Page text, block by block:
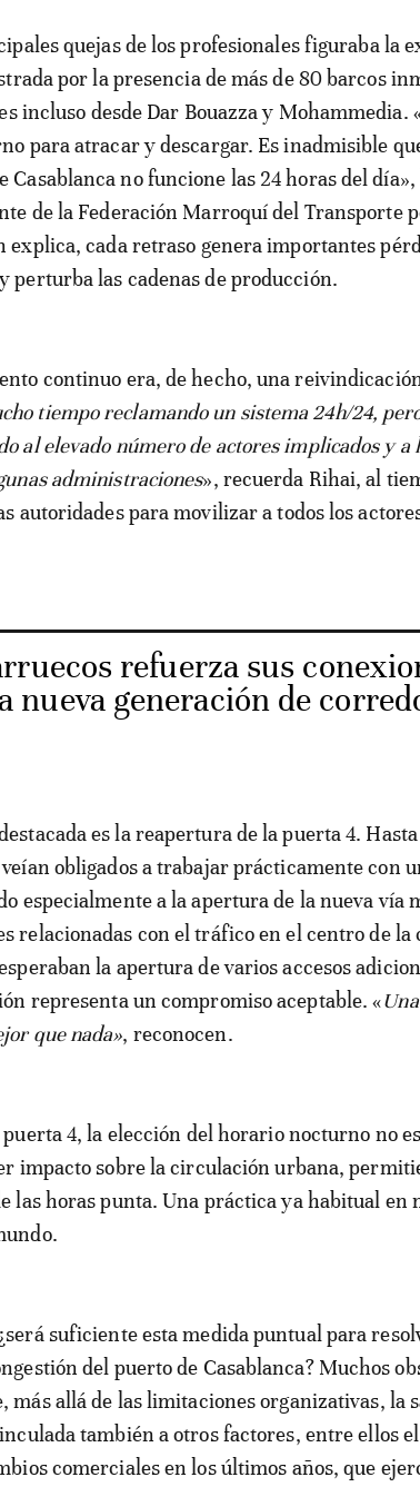
quejas de los profesionales figuraba la
por la presencia de más de 80 barcos
incluso desde Dar Bouazza y Mohammedia.
para atracar y descargar. Es inadmisible
Casablanca no funcione las 24 horas del
de la Federación Marroquí del Transporte
explica, cada retraso genera importantes
perturba las cadenas de producción.
continuo era, de hecho, una
tiempo reclamando un sistema 24h/24,
al elevado número de actores implicados y a
administraciones», recuerda Rihai, al
autoridades para movilizar a todos los
refuerza sus
nueva generación de
es la reapertura de la puerta 4.
obligados a trabajar prácticamente con
especialmente a la apertura de la nueva vía
relacionadas con el tráfico en el centro de la
la apertura de varios accesos
representa un compromiso aceptable. «
que nada», reconocen.
4, la elección del horario nocturno no
impacto sobre la circulación urbana,
las horas punta. Una práctica ya habitual en
suficiente esta medida puntual para
del puerto de Casablanca? Muchos
más allá de las limitaciones organizativas, la
también a otros factores, entre ellos
comerciales en los últimos años, que